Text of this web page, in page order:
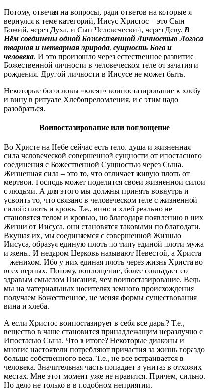
Потому, отвечая на вопросы, ради ответов на которые я
вернулся к теме категорий, Иисус Христос – это Сын
Божий, через Духа, и Сын Человеческий, через Деву. В
Нём соединены одной Божественной Личностью Логоса
тварная и нетварная природа, сущность Бога и
человека. И это произошло через естественное развитие
Божественной личности в человеческом теле от зачатия и
рождения. Другой личности в Иисусе не может быть.
Некоторые богословы «клеят» воипостазирование к хлебу
и вину в ритуале Хлебопреломления, и с этим надо
разобраться.
Воипостазирование или воплощение
Во Христе на Небе сейчас есть тело, душа и жизненная
сила человеческой совершенной сущности от ипостасного
соединения с Божественной Сущностью через Сына.
Жизненная сила – это то, что отличает живую плоть от
мертвой. Господь может поделится своей жизненной силой
с людьми. А для этого мы должны принять вовнутрь и
усвоить то, что связано в человеческом теле с жизненной
силой: плоть и кровь. Т.е., вино и хлеб реально не
становятся телом и кровью, но благодаря появлению в них
Жизни от Иисуса, они становятся таковыми по благодати.
Вкушая их, мы соединяемся с совершенной Жизнью
Иисуса, образуя единую плоть по типу единой плоти мужа
и жены. И недаром Церковь называют Невестой, а Христа
– женихом. Ибо у них единая плоть через жизнь Христа во
всех верных. Потому, воплощение, более совпадает со
здравым смыслом Писания, чем воипостазирование. Ведь
мы на материальных носителях земного происхождения
получаем Божественное, не меняя формы существования
вина и хлеба.
А если Христос воипостазирует в себя все дары? Т.е.,
вещество в чаше становится принадлежащим неразлучно с
Ипостасью Сына. Что в итоге? Некоторые диаконы и
многие настоятели потребляют причастия за жизнь гораздо
больше собственного веса. Т.е., не все встраивается в
человека. Значительная часть попадает в унитаз в отхожих
местах. Мне этот момент уже не нравится. Причем, сильно.
Но дело не только в в подобном неприятии.